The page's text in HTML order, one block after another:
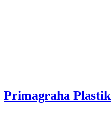
Primagraha Plastik